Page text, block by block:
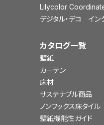
Lilycolor Coordinate
デジタル・デコ イン
カタログ一覧
壁紙
カーテン
床材
サステナブル商品
ノンワックス床タイル
壁紙機能性ガイド